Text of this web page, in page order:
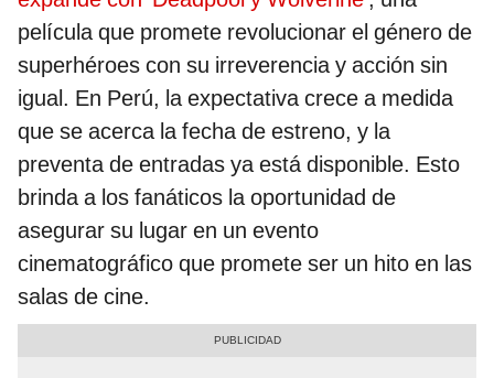
película que promete revolucionar el género de
superhéroes con su irreverencia y acción sin
igual. En Perú, la expectativa crece a medida
que se acerca la fecha de estreno, y la
preventa de entradas ya está disponible. Esto
brinda a los fanáticos la oportunidad de
asegurar su lugar en un evento
cinematográfico que promete ser un hito en las
salas de cine.